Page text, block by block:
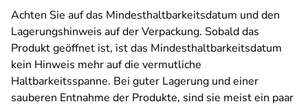
Achten Sie auf das Mindesthaltbarkeitsdatum und den
Lagerungshinweis auf der Verpackung. Sobald das
Produkt geöffnet ist, ist das Mindesthaltbarkeitsdatum
kein Hinweis mehr auf die vermutliche
Haltbarkeitsspanne. Bei guter Lagerung und einer
sauberen Entnahme der Produkte, sind sie meist ein paar